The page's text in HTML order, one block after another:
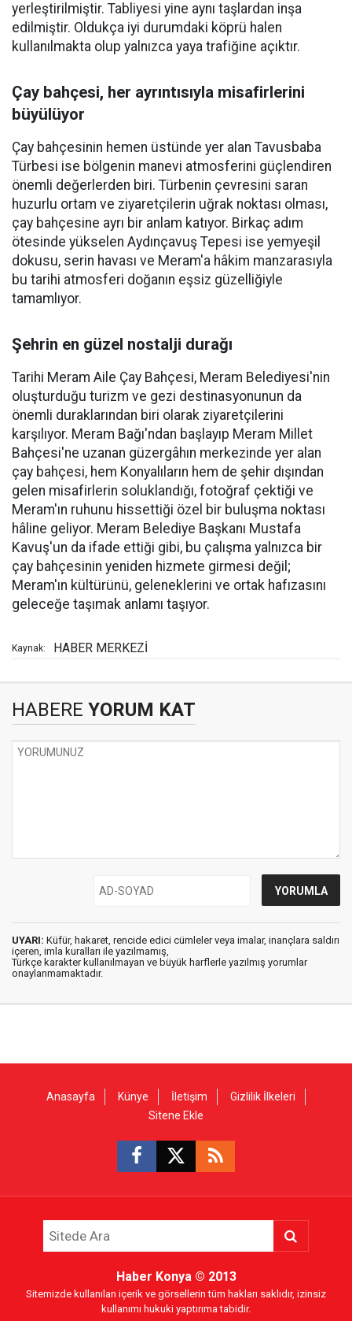
yerleştirilmiştir. Tabliyesi yine aynı taşlardan inşa
edilmiştir. Oldukça iyi durumdaki köprü halen
kullanılmakta olup yalnızca yaya trafiğine açıktır.
Çay bahçesi, her ayrıntısıyla misafirlerini
büyülüyor
Çay bahçesinin hemen üstünde yer alan Tavusbaba
Türbesi ise bölgenin manevi atmosferini güçlendiren
önemli değerlerden biri. Türbenin çevresini saran
huzurlu ortam ve ziyaretçilerin uğrak noktası olması,
çay bahçesine ayrı bir anlam katıyor. Birkaç adım
ötesinde yükselen Aydınçavuş Tepesi ise yemyeşil
dokusu, serin havası ve Meram'a hâkim manzarasıyla
bu tarihi atmosferi doğanın eşsiz güzelliğiyle
tamamlıyor.
Şehrin en güzel nostalji durağı
Tarihi Meram Aile Çay Bahçesi, Meram Belediyesi'nin
oluşturduğu turizm ve gezi destinasyonunun da
önemli duraklarından biri olarak ziyaretçilerini
karşılıyor. Meram Bağı'ndan başlayıp Meram Millet
Bahçesi'ne uzanan güzergâhın merkezinde yer alan
çay bahçesi, hem Konyalıların hem de şehir dışından
gelen misafirlerin soluklandığı, fotoğraf çektiği ve
Meram'ın ruhunu hissettiği özel bir buluşma noktası
hâline geliyor. Meram Belediye Başkanı Mustafa
Kavuş'un da ifade ettiği gibi, bu çalışma yalnızca bir
çay bahçesinin yeniden hizmete girmesi değil;
Meram'ın kültürünü, geleneklerini ve ortak hafızasını
geleceğe taşımak anlamı taşıyor.
Kaynak: HABER MERKEZİ
HABERE YORUM KAT
UYARI: Küfür, hakaret, rencide edici cümleler veya imalar, inançlara saldırı
içeren, imla kuralları ile yazılmamış,
Türkçe karakter kullanılmayan ve büyük harflerle yazılmış yorumlar
onaylanmamaktadır.
Anasayfa Künye İletişim
Gizlilik İlkeleri
Sitene Ekle
Haber Konya© 2013
Sitemizde kullanılan içerik ve görsellerin tüm hakları saklıdır, izinsiz
kullanımı hukuki yaptırıma tabidir.